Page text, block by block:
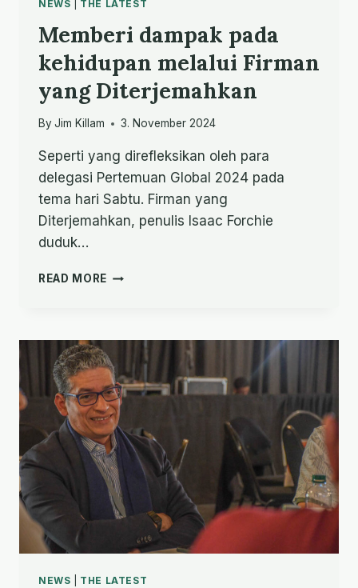
NEWS THE LATEST
Memberi dampak pada
kehidupan melalui Firman
yang Diterjemahkan
By Jim Killam 3. November 2024
Seperti yang direfleksikan oleh para
delegasi Pertemuan Global 2024 pada
tema hari Sabtu. Firman yang
Diterjemahkan, penulis Isaac Forchie
duduk…
READ MORE MEMBERI
MELALUI
FIRMAN
YANG
DITERJEMAHKAN
NEWS THE LATEST